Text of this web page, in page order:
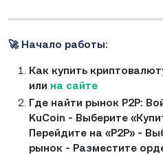
🚀 Начало работы:
Как купить
или на сайте
Где найти рынок P2P:
KuCoin - Выберите
Перейдите на «P2P» -
рынок - Разместите